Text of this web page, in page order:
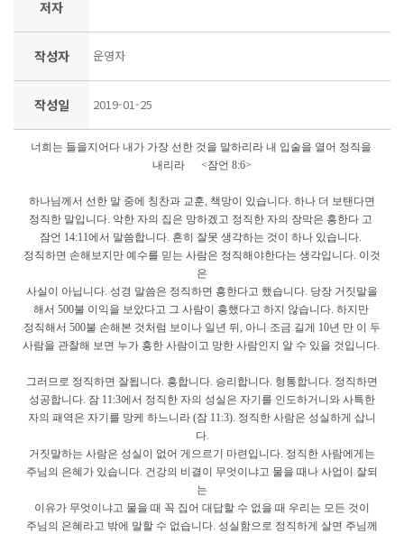
저자
작성자 운영자
작성일 2019-01-25
너희는 들을지어다 내가 가장 선한 것을 말하리라 내 입술을 열어 정직을
내리라 <잠언 8:6>
하나님께서 선한 말 중에 칭찬과 교훈, 책망이 있습니다. 하나 더 보탠다면
정직한 말입니다. 악한 자의 집은 망하겠고 정직한 자의 장막은 흥한다 고
잠언 14:11에서 말씀합니다. 흔히 잘못 생각하는 것이 하나 있습니다.
정직하면 손해보지만 예수를 믿는 사람은 정직해야한다는 생각입니다. 이것
은
사실이 아닙니다. 성경 말씀은 정직하면 흥한다고 했습니다. 당장 거짓말을
해서 500불 이익을 보았다고 그 사람이 흥했다고 하지 않습니다. 하지만
정직해서 500불 손해본 것처럼 보이나 일년 뒤, 아니 조금 길게 10년 만 이 두
사람을 관찰해 보면 누가 흥한 사람이고 망한 사람인지 알 수 있을 것입니다.
그러므로 정직하면 잘됩니다. 흥합니다. 승리합니다. 형통합니다. 정직하면
성공합니다. 잠 11:3에서 정직한 자의 성실은 자기를 인도하거니와 사특한
자의 패역은 자기를 망케 하느니라 (잠 11:3). 정직한 사람은 성실하게 삽니
다.
거짓말하는 사람은 성실이 없어 게으르기 마련입니다. 정직한 사람에게는
주님의 은혜가 있습니다. 건강의 비결이 무엇이냐고 물을 때나 사업이 잘되
는
이유가 무엇이냐고 물을 때 꼭 집어 대답할 수 없을 때 우리는 모든 것이
주님의 은혜라고 밖에 말할 수 없습니다. 성실함으로 정직하게 살면 주님께